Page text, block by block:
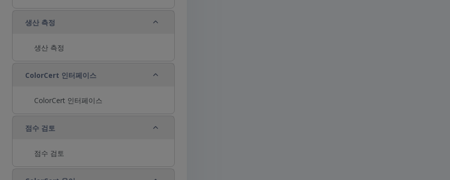
생산 측정 축소
생산 측정
ColorCert 인터페이스 축소
ColorCert 인터페이스
점수 검토 축소
점수 검토